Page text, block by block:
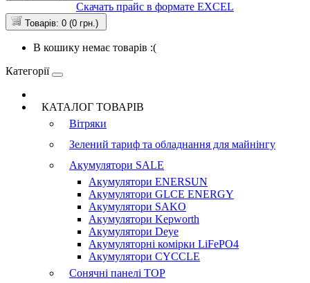
Скачать прайс в формате EXCEL
Товарів: 0 (0 грн.)
В кошику немає товарів :(
Категорії
КАТАЛОГ ТОВАРІВ
Вітряки
Зелений тариф та обладнання для майнінгу
Акумулятори SALE
Акумулятори ENERSUN
Акумулятори GLCE ENERGY
Акумулятори SAKO
Акумулятори Kepworth
Акумулятори Deye
Акумуляторні комірки LiFePO4
Акумулятори CYCCLE
Сонячні панелі TOP